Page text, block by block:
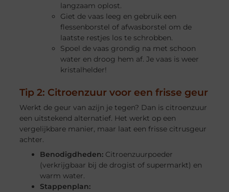
langzaam oplost.
Giet de vaas leeg en gebruik een
flessenborstel of afwasborstel om de
laatste restjes los te schrobben.
Spoel de vaas grondig na met schoon
water en droog hem af. Je vaas is weer
kristalhelder!
Tip 2: Citroenzuur voor een frisse geur
Werkt de geur van azijn je tegen? Dan is citroenzuur
een uitstekend alternatief. Het werkt op een
vergelijkbare manier, maar laat een frisse citrusgeur
achter.
Benodigdheden: Citroenzuurpoeder
(verkrijgbaar bij de drogist of supermarkt) en
warm water.
Stappenplan: